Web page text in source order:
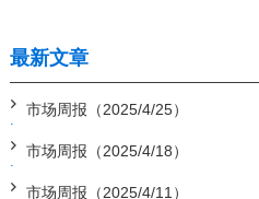
最新文章
市场周报（2025/4/25）
市场周报（2025/4/18）
市场周报（2025/4/11）